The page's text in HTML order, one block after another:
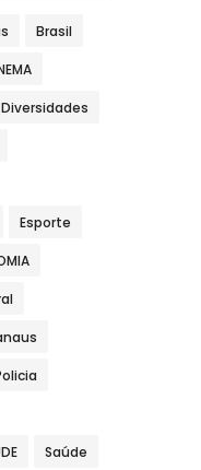
Brasil
Diversidades
Esporte
Saúde